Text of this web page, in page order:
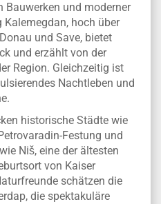
Bauwerken und moderner
Kalemegdan, hoch über
und Save, bietet
und erzählt von der
Region. Gleichzeitig ist
Nachtleben und
historische Städte wie
Festung und
Niš, eine der ältesten
von Kaiser
schätzen die
die spektakuläre